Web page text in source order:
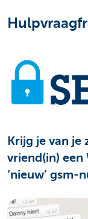
Krijg je van
vriend(in)
‘nieuw’ gsm-